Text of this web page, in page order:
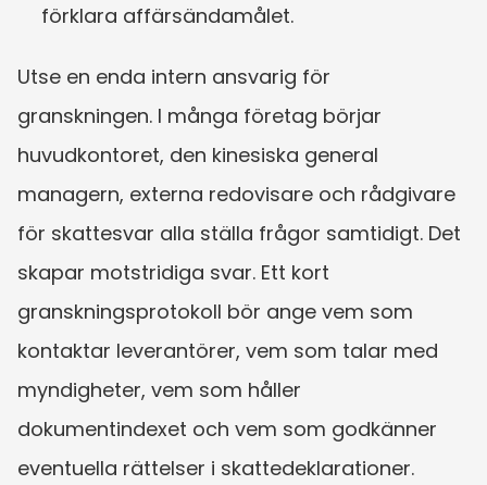
förklara affärsändamålet.
Utse en enda intern ansvarig för
granskningen. I många företag börjar
huvudkontoret, den kinesiska general
managern, externa redovisare och rådgivare
för skattesvar alla ställa frågor samtidigt. Det
skapar motstridiga svar. Ett kort
granskningsprotokoll bör ange vem som
kontaktar leverantörer, vem som talar med
myndigheter, vem som håller
dokumentindexet och vem som godkänner
eventuella rättelser i skattedeklarationer.